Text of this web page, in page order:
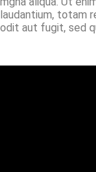
laudantium, totam
odit aut fugit, sed